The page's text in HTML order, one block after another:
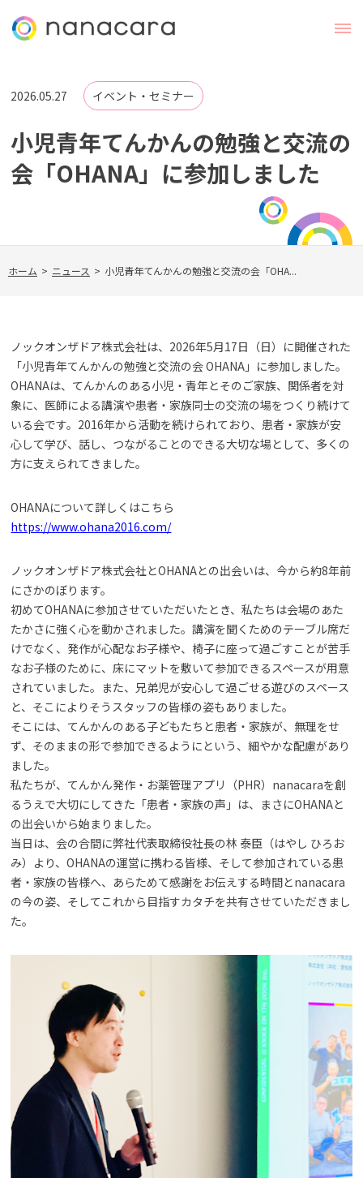
2026.05.27 イベント・セミナー
小児青年てんかんの勉強と交流の
会「OHANA」に参加しました
ホーム > ニュース > 小児青年てんかんの勉強と交流の会「OHA...
ノックオンザドア株式会社は、2026年5月17日（日）に開催された
「小児青年てんかんの勉強と交流の会 OHANA」に参加しました。
OHANAは、てんかんのある小児・青年とそのご家族、関係者を対
象に、医師による講演や患者・家族同士の交流の場をつくり続けて
いる会です。2016年から活動を続けられており、患者・家族が安
心して学び、話し、つながることのできる大切な場として、多くの
方に支えられてきました。
OHANAについて詳しくはこちら
https://www.ohana2016.com/
ノックオンザドア株式会社とOHANAとの出会いは、今から約8年前
にさかのぼります。
初めてOHANAに参加させていただいたとき、私たちは会場のあた
たかさに強く心を動かされました。講演を聞くためのテーブル席だ
けでなく、発作が心配なお子様や、椅子に座って過ごすことが苦手
なお子様のために、床にマットを敷いて参加できるスペースが用意
されていました。また、兄弟児が安心して過ごせる遊びのスペース
と、そこによりそうスタッフの皆様の姿もありました。
そこには、てんかんのある子どもたちと患者・家族が、無理をせ
ず、そのままの形で参加できるようにという、細やかな配慮があり
ました。
私たちが、てんかん発作・お薬管理アプリ（PHR）nanacaraを創
るうえで大切にしてきた「患者・家族の声」は、まさにOHANAと
の出会いから始まりました。
当日は、会の合間に弊社代表取締役社長の林 泰臣（はやし ひろお
み）より、OHANAの運営に携わる皆様、そして参加されている患
者・家族の皆様へ、あらためて感謝をお伝えする時間とnanacara
の今の姿、そしてこれから目指すカタチを共有させていただきまし
た。